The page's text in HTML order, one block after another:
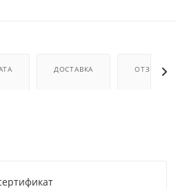
ДОСТАВКА ОТЗЫВЫ